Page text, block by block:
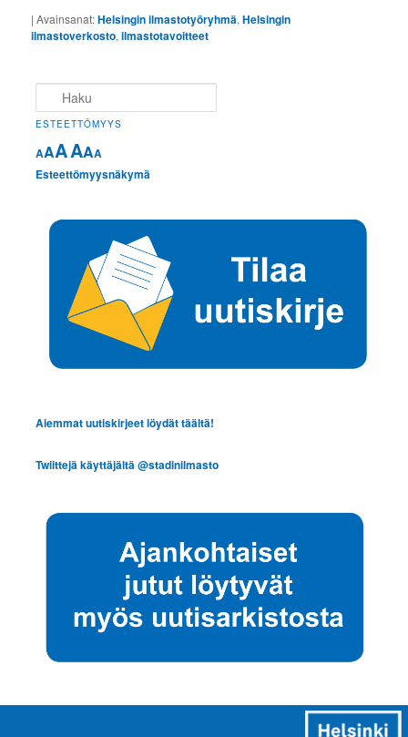
|Avainsanat:Helsingin ilmastotyöryhmä,Helsingin
ilmastoverkosto,ilmastotavoitteet
ESTEETTÖMYYS
AAAAAA
Esteettömyysnäkymä
Aiemmat uutiskirjeet löydät täältä!
Twiittejä käyttäjältä @stadinilmasto